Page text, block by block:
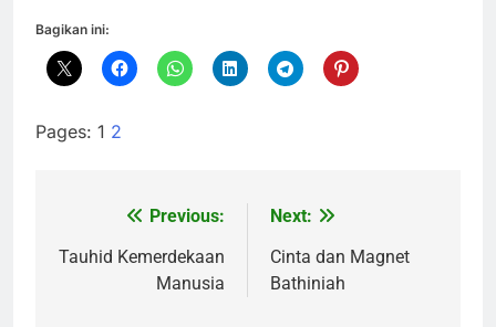
Bagikan ini:
Pages: 1 2
Navigasi
pos
Previous:
Tauhid Kemerdekaan
Manusia
Next:
Cinta dan Magnet
Bathiniah